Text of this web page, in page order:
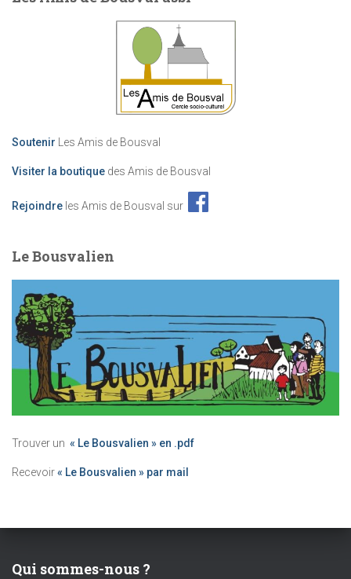
Soutenir Les Amis de Bousval
Visiter la boutique des Amis de Bousval
Rejoindre les Amis de Bousval sur
Le Bousvalien
Trouver un « Le Bousvalien » en .pdf
Recevoir« Le Bousvalien » par mail
Qui sommes-nous ?